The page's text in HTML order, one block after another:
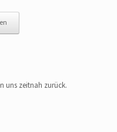
uns zeitnah zurück.